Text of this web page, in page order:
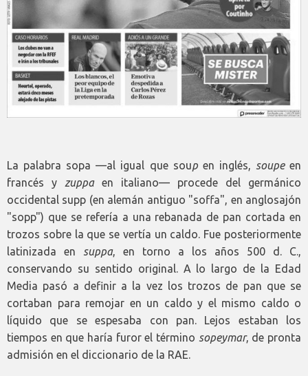
La palabra sopa —al igual que soupen inglés, soupeen
francés y zuppaen italiano— procede del germánico
occidental supp (en alemán antiguo "soffa", en anglosajón
"sopp") que se refería a una rebanada de pan cortada en
trozos sobre la que se vertía un caldo. Fue posteriormente
latinizada en suppa, en torno a los años 500 d. C.,
conservando su sentido original. A lo largo de la Edad
Media pasó a definir a la vez los trozos de pan que se
cortaban para remojar en un caldo y el mismo caldo o
líquido que se espesaba con pan. Lejos estaban los
tiempos en que haría furor el término sopeymar, de pronta
admisión en el diccionario de la RAE.